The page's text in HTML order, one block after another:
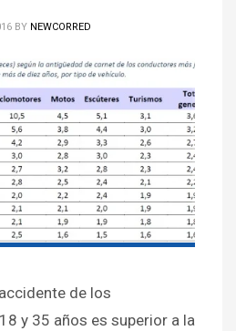
BY NEWCORRED
de los
y 35 años es superior a la